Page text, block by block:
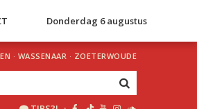
Donderdag 6 augustus
· WASSENAAR · ZOETERWOUDE